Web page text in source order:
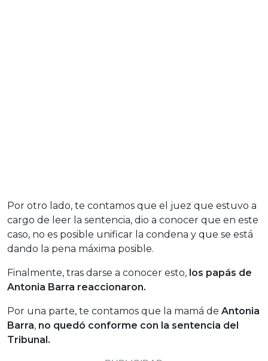
Por otro lado, te contamos que el juez que estuvo a
cargo de leer la sentencia, dio a conocer que en este
caso, no es posible unificar la condena y que se está
dando la pena máxima posible.
Finalmente, tras darse a conocer esto, los papás de
Antonia Barra reaccionaron.
Por una parte, te contamos que la mamá de Antonia
Barra, no quedó conforme con la sentencia del
Tribunal.